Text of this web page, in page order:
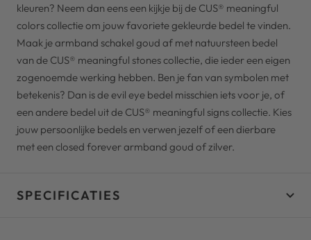
kleuren? Neem dan eens een kijkje bij de CUS® meaningful
colors collectie om jouw favoriete gekleurde bedel te vinden.
Maak je armband schakel goud af met natuursteen bedel
van de CUS® meaningful stones collectie, die ieder een eigen
zogenoemde werking hebben. Ben je fan van symbolen met
betekenis? Dan is de evil eye bedel misschien iets voor je, of
een andere bedel uit de CUS® meaningful signs collectie. Kies
jouw persoonlijke bedels en verwen jezelf of een dierbare
met een closed forever armband goud of zilver.
SPECIFICATIES